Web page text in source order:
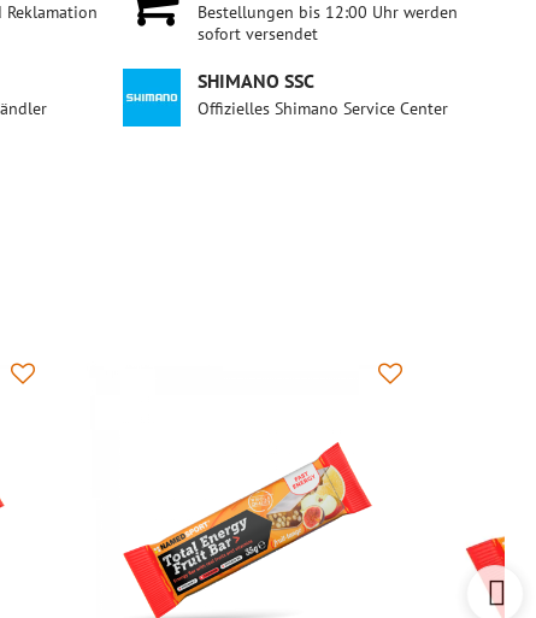
Bestellungen bis 12:00 Uhr werden
sofort versendet
SHIMANO SSC
Offizielles Shimano Service Center